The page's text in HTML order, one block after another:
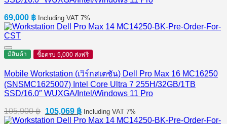
69,000 ฿ Including VAT 7%
มีสินค้า ซื้อครบ 5,000 ส่งฟรี
Mobile Workstation (เวิร์กสเตชัน) Dell Pro Max 16 MC16250
(SNSMC1625007) Intel Core Ultra 7 255H/32GB/1TB
SSD/16.0″ WUXGA/Intel/Windows 11 Pro
105,900฿ Original
price
105,069 ฿Current
price
Including VAT 7%